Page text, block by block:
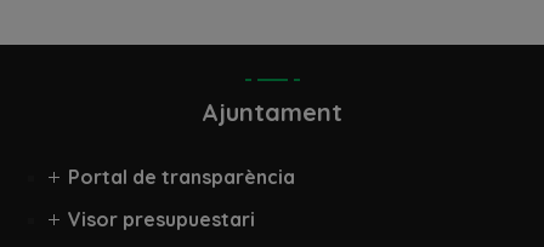
Ajuntament
Portal de transparència
Visor presupuestari